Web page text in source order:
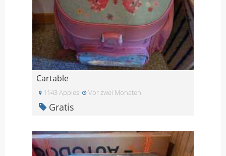
Cartable
1143 Apples Vor zwei Monaten
Gratis